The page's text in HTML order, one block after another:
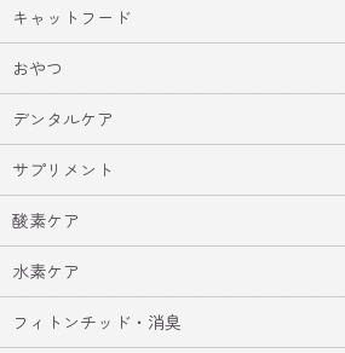
キャットフード
おやつ
デンタルケア
サプリメント
酸素ケア
水素ケア
フィトンチッド・消臭